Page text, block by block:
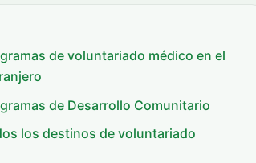
de voluntariado médico en el
de Desarrollo Comunitario
los destinos de voluntariado